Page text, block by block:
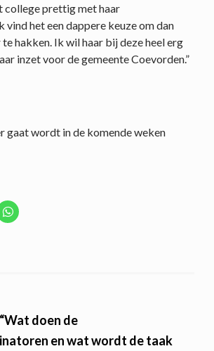
college prettig met haar
vind het een dappere keuze om dan
hakken. Ik wil haar bij deze heel erg
inzet voor de gemeente Coevorden.”
gaat wordt in de komende weken
doen de
en wat wordt de taak